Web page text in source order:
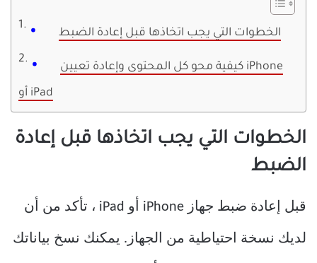
الخطوات التي يجب اتخاذها قبل إعادة الضبط
كيفية محو كل المحتوى وإعادة تعيين iPhone
أو iPad
الخطوات التي يجب اتخاذها قبل إعادة
الضبط
قبل إعادة ضبط جهاز iPhone أو iPad ، تأكد من أن
لديك نسخة احتياطية من الجهاز. يمكنك نسخ بياناتك